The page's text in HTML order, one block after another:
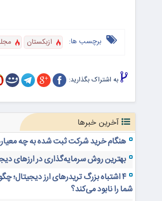
برچسب ها: ازبکستان
به اشتراک بگذارید:
آخرین خبرها
هنگام خرید شرکت ثبت شده به چه
بهترین روش سرمایه‌گذاری در ارزهای
۴ اشتباه بزرگ تریدرهای ارز دیجیتال؛
شما را نابود می‌کند؟